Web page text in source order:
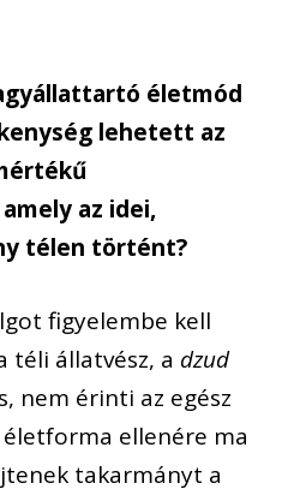
életmód
lehetett az
az idei,
télen történt?
figyelembe kell
téli állatvész, a dzud
nem érinti az egész
ellenére ma
takarmányt a